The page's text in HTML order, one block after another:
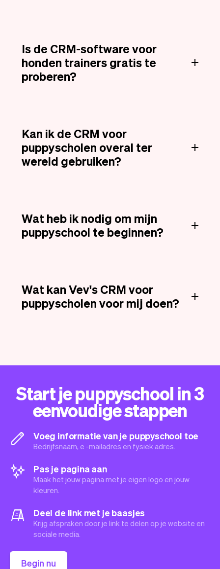
Is de CRM-software voor
honden trainers gratis te
proberen?
Kan ik de CRM voor
puppyscholen overal ter
wereld gebruiken?
Wat heb ik nodig om mijn
puppyschool te beginnen?
Wat kan Vev's CRM voor
puppyscholen voor mij doen?
Start je puppyschool in 3
eenvoudige stappen
Voeg informatie van je puppyschool toe
Bedrijfsnaam, e -mailadres en fysiek adres.
Pas je pagina aan
Maak het jouw pagina met je eigen logo en jouw
kleuren.
Deel de link met je baasjes
Krijg afspraken door je link te delen op je website en
sociale media.
Begin nu